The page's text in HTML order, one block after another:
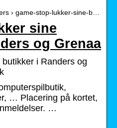
› game-stop-lukker-sine-b…
sine
og Grenaa
i Randers og
… Placering på kortet,
…